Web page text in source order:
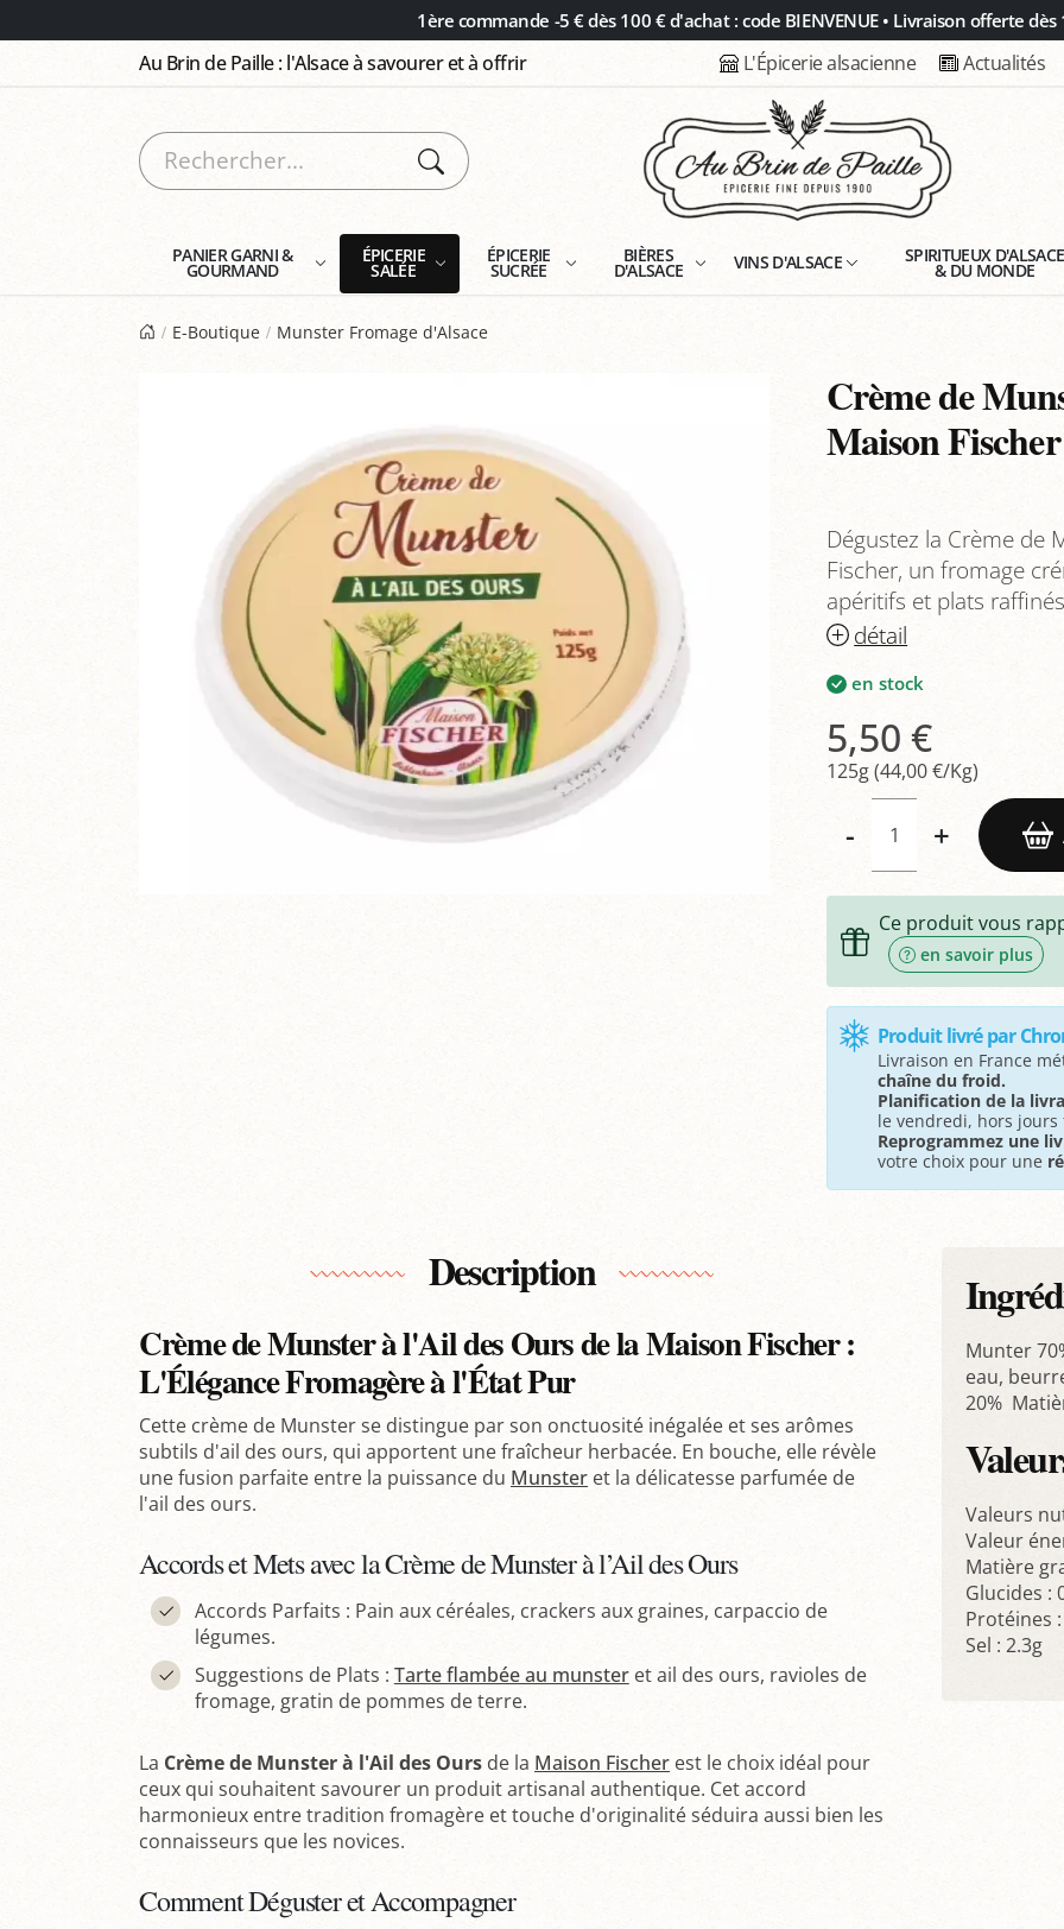
1ère commande -5 € dès 100 € d'achat : code BIENVENUE • Livraison offerte
Au Brin de Paille : l'Alsace à savourer et à offrir L'Épicerie alsacienne Actualités
PANIER GARNI &
GOURMAND
ÉPICERIE
SALÉE
ÉPICERIE
SUCRÉE
BIÈRES
D'ALSACE VINS D'ALSACE SPIRITUEUX D'ALSACE
& DU MONDE
E-Boutique Munster Fromage d'Alsace
Crème de
Maison Fischer
Dégustez la Crème de
Fischer, un fromage
apéritifs et plats
détail
en stock
5,50 €
125g (44,00 €/Kg)
- +
Ce produit vous
en savoir plus
Produit livré par
Livraison en France
chaîne du froid.
Planification de la
le vendredi, hors jours
Reprogrammez une
votre choix pour une
Description
Crème de Munster à l'Ail des Ours de la Maison Fischer :
L'Élégance Fromagère à l'État Pur
Cette crème de Munster se distingue par son onctuosité inégalée et ses arômes
subtils d'ail des ours, qui apportent une fraîcheur herbacée. En bouche, elle révèle
une fusion parfaite entre la puissance du Munster et la délicatesse parfumée de
l'ail des ours.
Accords et Mets avec la Crème de Munster à l’Ail des Ours
Accords Parfaits : Pain aux céréales, crackers aux graines, carpaccio de
légumes.
Suggestions de Plats : Tarte flambée au munsteret ail des ours, ravioles de
fromage, gratin de pommes de terre.
La Crème de Munster à l'Ail des Ours de la Maison Fischer est le choix idéal pour
ceux qui souhaitent savourer un produit artisanal authentique. Cet accord
harmonieux entre tradition fromagère et touche d'originalité séduira aussi bien les
connaisseurs que les novices.
Comment Déguster et Accompagner
Munter
eau,
20%
Valeurs
Valeur
Matière
Glucides :
Protéines
Sel : 2.3g